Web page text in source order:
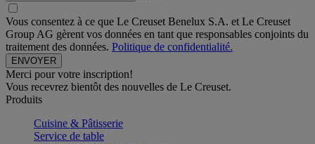
Vous consentez à ce que Le Creuset Benelux S.A. et Le Creuset
Group AG gèrent vos données en tant que responsables conjoints du
traitement des données. Politique de confidentialité.
Merci pour votre inscription!
Vous recevrez bientôt des nouvelles de Le Creuset.
Produits
Cuisine & Pâtisserie
Service de table